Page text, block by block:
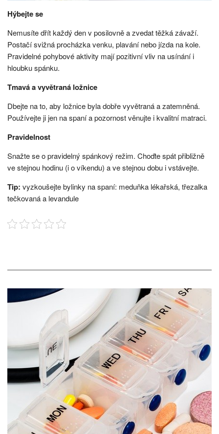
Hýbejte se
Nemusíte dřít každý den v posilovně a zvedat těžká závaží.
Postačí svižná procházka venku, plavání nebo jízda na kole.
Pravidelné pohybové aktivity mají pozitivní vliv na usínání i
hloubku spánku.
Tmavá a vyvětraná ložnice
Dbejte na to, aby ložnice byla dobře vyvětraná a zatemněná.
Používejte ji jen na spaní a pozornost věnujte i kvalitní matraci.
Pravidelnost
Snažte se o pravidelný spánkový režim. Choďte spát přibližně
ve stejnou hodinu (i o víkendu) a ve stejnou dobu i vstávejte.
Tip: vyzkoušejte bylinky na spaní: meduňka lékařská, třezalka
tečkovaná a levandule